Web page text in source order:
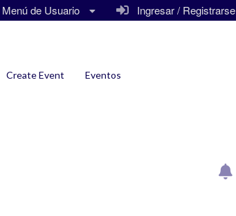
Ingresar / Registrarse
Menú de Usuario
Create Event Eventos